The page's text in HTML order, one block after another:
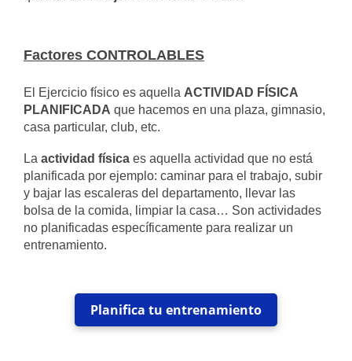
Factores CONTROLABLES
El Ejercicio físico es aquella ACTIVIDAD FÍSICA
PLANIFICADA que hacemos en una plaza, gimnasio,
casa particular, club, etc.
La actividad física es aquella actividad que no está
planificada por ejemplo: caminar para el trabajo, subir
y bajar las escaleras del departamento, llevar las
bolsa de la comida, limpiar la casa… Son actividades
no planificadas específicamente para realizar un
entrenamiento.
Planifica tu entrenamiento